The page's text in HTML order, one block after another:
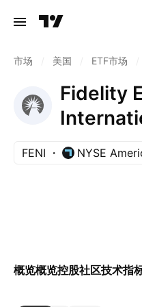
市场 美国 ETF市场
Fidelity
FENI NYSE
概览概览控股社区技术指